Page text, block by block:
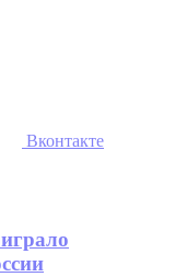
Вконтакте